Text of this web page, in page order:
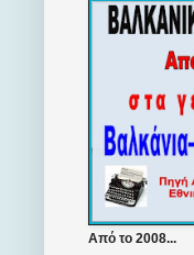
Από το 2008...